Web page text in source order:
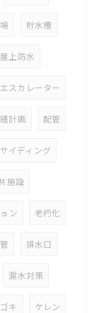
貯水槽
屋上防水
エスカレーター
計画 配管
サイディング
施設
ン 老朽化
排水口
漏水対策
キ ケレン